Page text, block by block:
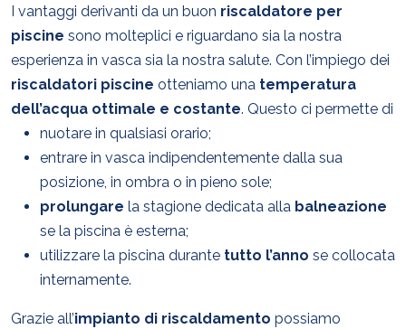
I vantaggi derivanti da un buon riscaldatore per
piscine sono molteplici e riguardano sia la nostra
esperienza in vasca sia la nostra salute. Con l’impiego dei
riscaldatori piscine otteniamo una temperatura
dell’acqua ottimale e costante. Questo ci permette di
nuotare in qualsiasi orario;
entrare in vasca indipendentemente dalla sua
posizione, in ombra o in pieno sole;
prolungare la stagione dedicata alla balneazione
se la piscina è esterna;
utilizzare la piscina durante tutto l’anno se collocata
internamente.
Grazie all’impianto di riscaldamento possiamo